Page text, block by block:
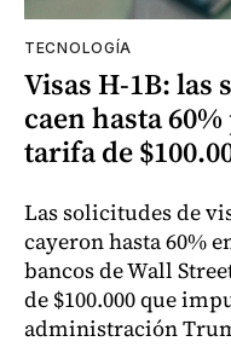
TECNOLOGÍA
Visas H-1B: las
caen hasta
tarifa de
Las solicitudes de
cayeron hasta 60%
bancos de Wall
de $100.000 que
administración